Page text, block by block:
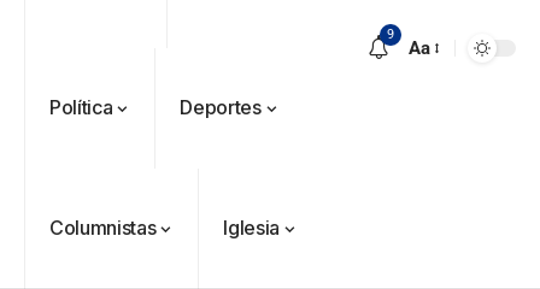
Política Deportes
Columnistas Iglesia
9
Aa